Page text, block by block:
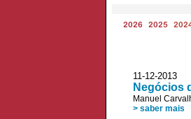
2026 2025
11-12-
Negócios
Manuel
> saber mais